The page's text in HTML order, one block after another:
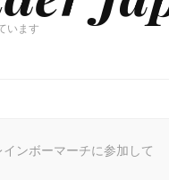
います
インボーマーチに参加して